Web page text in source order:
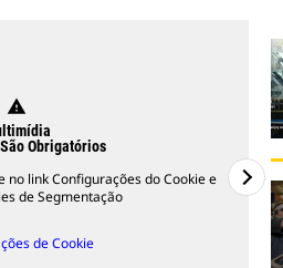
warning
Obrigatórios
no link Configurações do Cookie e
de Segmentação
de Cookie